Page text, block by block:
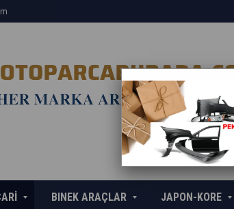
BINEK ARAÇLAR JAPON-KORE